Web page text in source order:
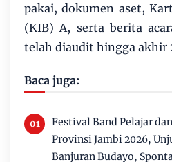
pakai, dokumen aset,
(KIB) A, serta berita
telah diaudit hingga akhir
Baca juga:
Festival Band Pelajar
Provinsi Jambi 2026,
Banjuran Budayo,